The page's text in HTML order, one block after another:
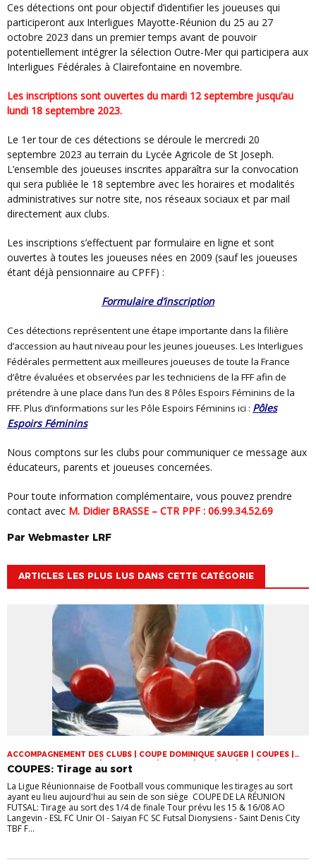
Ces détections ont pour objectif d’identifier les joueuses qui
participeront aux Interligues Mayotte-Réunion du 25 au 27
octobre 2023 dans un premier temps avant de pouvoir
potentiellement intégrer la sélection Outre-Mer qui participera aux
Interligues Fédérales à Clairefontaine en novembre.
Les inscriptions sont ouvertes du mardi 12 septembre jusqu’au
lundi 18 septembre 2023.
Le 1er tour de ces détections se déroule le mercredi 20
septembre 2023 au terrain du Lycée Agricole de St Joseph.
L’ensemble des joueuses inscrites apparaîtra sur la convocation
qui sera publiée le 18 septembre avec les horaires et modalités
administratives sur notre site, nos réseaux sociaux et par mail
directement aux clubs.
Les inscriptions s’effectuent par formulaire en ligne et sont
ouvertes à toutes les joueuses nées en 2009 (sauf les joueuses
étant déjà pensionnaire au CPFF) :
Formulaire d’inscription
Ces détections représentent une étape importante dans la filière
d’accession au haut niveau pour les jeunes joueuses. Les Interligues
Fédérales permettent aux meilleures joueuses de toute la France
d’être évaluées et observées par les techniciens de la FFF afin de
prétendre à une place dans l’un des 8 Pôles Espoirs Féminins de la
FFF. Plus d’informations sur les Pôle Espoirs Féminins ici : Pôles
Espoirs Féminins
Nous comptons sur les clubs pour communiquer ce message aux
éducateurs, parents et joueuses concernées.
Pour toute information complémentaire, vous pouvez prendre
contact avec M. Didier BRASSE – CTR PPF : 06.99.34.52.69
Par Webmaster LRF
ARTICLES LES PLUS LUS DANS CETTE CATÉGORIE
ACCOMPAGNEMENT DES CLUBS | COUPE DOMINIQUE SAUGER | COUPES |
FOOT LOISIR | FUTSAL | INFOS-LIGUE | JEUNES | U14 | U15 | U17 | VIE DES
CLUBS
COUPES: Tirage au sort
La Ligue Réunionnaise de Football vous communique les tirages au sort
ayant eu lieu aujourd'hui au sein de son siège COUPE DE LA RÉUNION
FUTSAL: Tirage au sort des 1/4 de finale Tour prévu les 15 & 16/08 AO
Langevin - ESL FC Unir OI - Saiyan FC SC Futsal Dionysiens - Saint Denis City
TBF F...